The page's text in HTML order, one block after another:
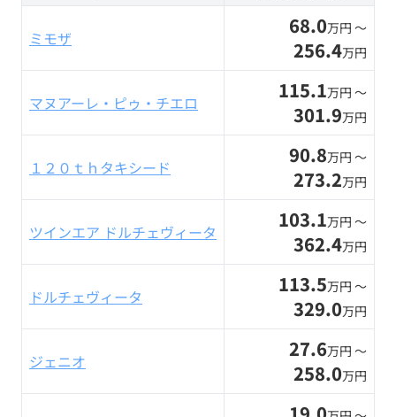
ミモザ 68.0万円 〜
256.4万円
マヌアーレ・ピゥ・チエロ 115.1万円 〜
301.9万円
１２０ｔｈタキシード 90.8万円 〜
273.2万円
ツインエア ドルチェヴィータ 103.1万円 〜
362.4万円
ドルチェヴィータ 113.5万円 〜
329.0万円
ジェニオ 27.6万円 〜
258.0万円